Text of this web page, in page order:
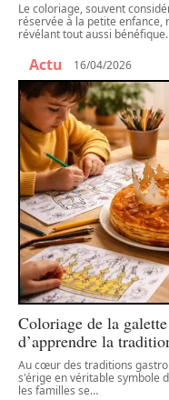
Le coloriage, souvent
réservée à la petite enfance,
révélant tout aussi bénéfique
Actu 16/04/2026
Coloriage de la
d’apprendre la
Au cœur des traditions
s'érige en véritable symbole
les familles se…